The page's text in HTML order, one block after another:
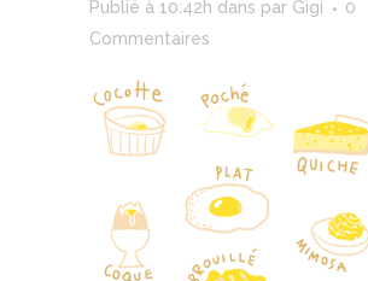
Publié à 10:42h dans par Gigi
0
Commentaires